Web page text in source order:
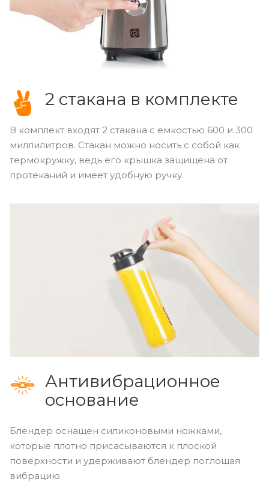
2 стакана в комплекте
В комплект входят 2 стакана с емкостью 600 и 300
миллилитров. Стакан можно носить с собой как
термокружку, ведь его крышка защищена от
протеканий и имеет удобную ручку.
Антивибрационное
основание
Блендер оснащен силиконовыми ножками,
которые плотно присасываются к плоской
поверхности и удерживают блендер поглощая
вибрацию.